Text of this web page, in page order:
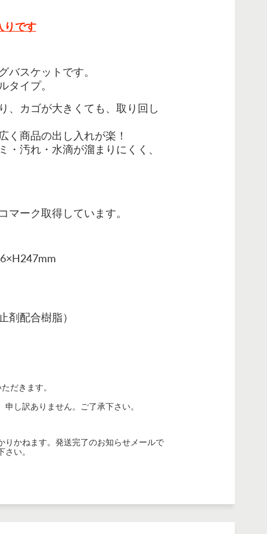
りです
スケットです。
タイプ。
、カゴが大きくても、取り回し
く商品の出し入れが楽！
・汚れ・水滴が溜まりにくく、
ーク取得しています。
剤配合樹脂）
だきます。
し訳ありません。ご了承下さい。
りかねます。発送完了のお知らせメールで
い。